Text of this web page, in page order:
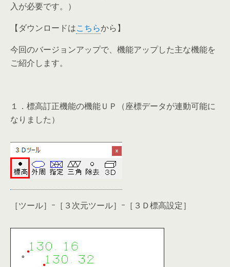
入が必要です。）
【ダウンロードはこちらから】
今回のバージョンアップで、機能アップした主な機能を
ご紹介します。
１．標高訂正機能の機能ＵＰ（座標データが連動可能に
なりました）
［ツール］ｰ［３次元ツール］ｰ［３Ｄ標高設定］